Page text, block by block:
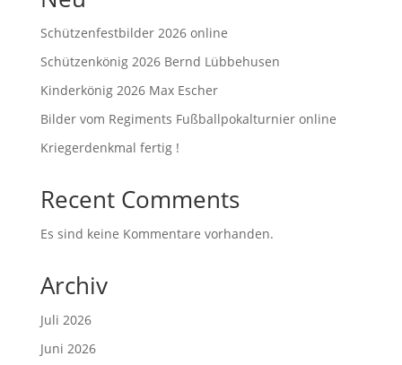
Schützenfestbilder 2026 online
Schützenkönig 2026 Bernd Lübbehusen
Kinderkönig 2026 Max Escher
Bilder vom Regiments Fußballpokalturnier online
Kriegerdenkmal fertig !
Recent Comments
Es sind keine Kommentare vorhanden.
Archiv
Juli 2026
Juni 2026